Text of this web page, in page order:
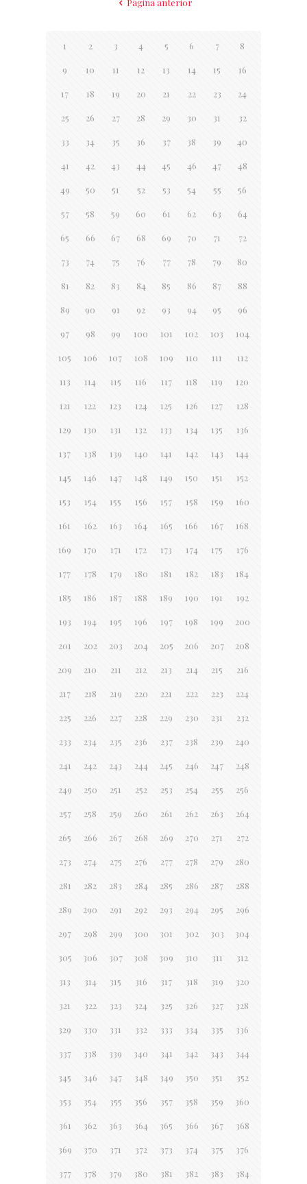
Página anterior
1 2 3 4 5 6 7 8
9 10 11 12 13 14 15 16
17 18 19 20 21 22 23 24
25 26 27 28 29 30 31 32
33 34 35 36 37 38 39 40
41 42 43 44 45 46 47 48
49 50 51 52 53 54 55 56
57 58 59 60 61 62 63 64
65 66 67 68 69 70 71 72
73 74 75 76 77 78 79 80
81 82 83 84 85 86 87 88
89 90 91 92 93 94 95 96
97 98 99 100 101 102 103 104
105 106 107 108 109 110 111 112
113 114 115 116 117 118 119 120
121 122 123 124 125 126 127 128
129 130 131 132 133 134 135 136
137 138 139 140 141 142 143 144
145 146 147 148 149 150 151 152
153 154 155 156 157 158 159 160
161 162 163 164 165 166 167 168
169 170 171 172 173 174 175 176
177 178 179 180 181 182 183 184
185 186 187 188 189 190 191 192
193 194 195 196 197 198 199 200
201 202 203 204 205 206 207 208
209 210 211 212 213 214 215 216
217 218 219 220 221 222 223 224
225 226 227 228 229 230 231 232
233 234 235 236 237 238 239 240
241 242 243 244 245 246 247 248
249 250 251 252 253 254 255 256
257 258 259 260 261 262 263 264
265 266 267 268 269 270 271 272
273 274 275 276 277 278 279 280
281 282 283 284 285 286 287 288
289 290 291 292 293 294 295 296
297 298 299 300 301 302 303 304
305 306 307 308 309 310 311 312
313 314 315 316 317 318 319 320
321 322 323 324 325 326 327 328
329 330 331 332 333 334 335 336
337 338 339 340 341 342 343 344
345 346 347 348 349 350 351 352
353 354 355 356 357 358 359 360
361 362 363 364 365 366 367 368
369 370 371 372 373 374 375 376
377 378 379 380 381 382 383 384